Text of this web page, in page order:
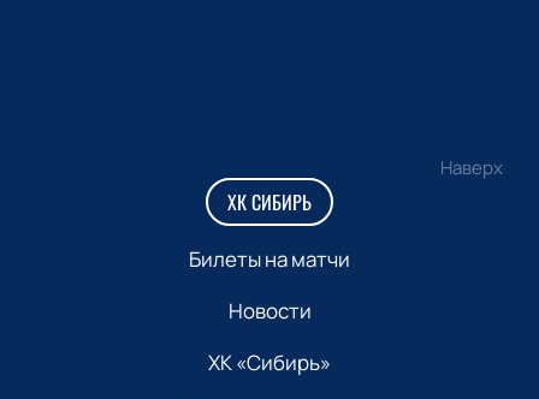
Наверх
ХК СИБИРЬ
Билеты на матчи
Новости
ХК «Сибирь»